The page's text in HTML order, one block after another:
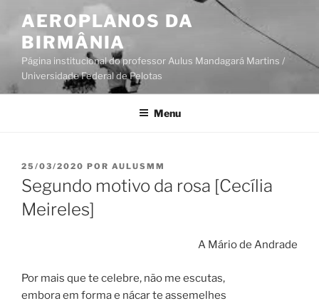
conteúdo
AEROPLANOS DA
BIRMÂNIA
Página institucional do professor Aulus Mandagará Martins /
Universidade Federal de Pelotas
Menu
PUBLICADO
EM
25/03/2020 POR AULUSMM
Segundo motivo da rosa [Cecília
Meireles]
A Mário de Andrade
Por mais que te celebre, não me escutas,
embora em forma e nácar te assemelhes